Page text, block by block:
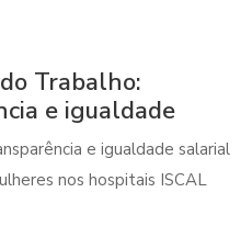
Trabalho:
e igualdade
e igualdade salarial
nos hospitais ISCAL